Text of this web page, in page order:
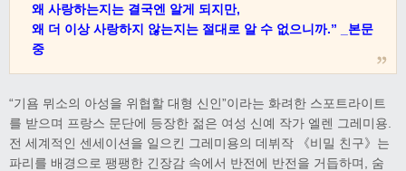
왜 사랑하는지는 결국엔 알게 되지만,
왜 더 이상 사랑하지 않는지는 절대로 알 수 없으니까.” _본문
중
“기욤 뮈소의 아성을 위협할 대형 신인”이라는 화려한 스포트라이트
를 받으며 프랑스 문단에 등장한 젊은 여성 신예 작가 엘렌 그레미용.
전 세계적인 센세이션을 일으킨 그레미용의 데뷔작 《비밀 친구》는
파리를 배경으로 팽팽한 긴장감 속에서 반전에 반전을 거듭하며, 숨